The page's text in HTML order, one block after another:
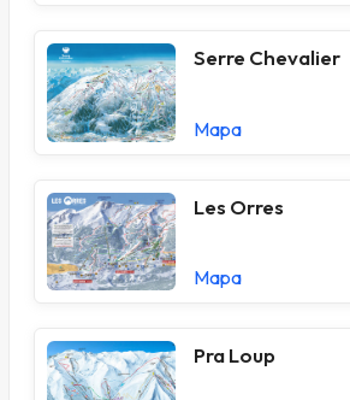
Serre Chevalier
Mapa
Les Orres
Mapa
Pra Loup